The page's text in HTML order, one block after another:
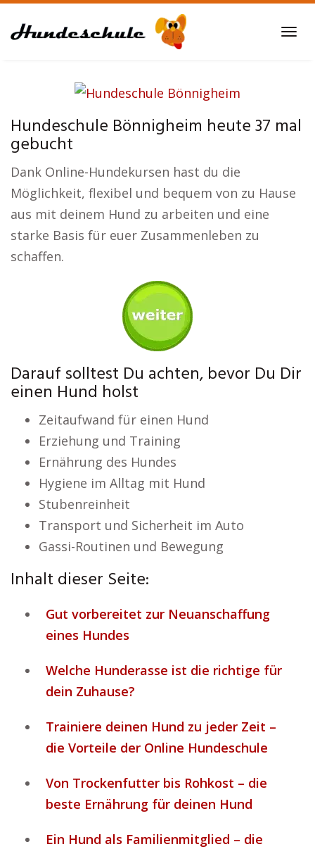
to
Hundeschule Bönnigheim heute 37 mal
gebucht
Dank Online-Hundekursen hast du die
Möglichkeit, flexibel und bequem von zu Hause
aus mit deinem Hund zu arbeiten und eine
starke Basis für euer Zusammenleben zu
schaffen.
Darauf solltest Du achten, bevor Du Dir
einen Hund holst
Zeitaufwand für einen Hund
Erziehung und Training
Ernährung des Hundes
Hygiene im Alltag mit Hund
Stubenreinheit
Transport und Sicherheit im Auto
Gassi-Routinen und Bewegung
Inhalt dieser Seite:
Gut vorbereitet zur Neuanschaffung
eines Hundes
Welche Hunderasse ist die richtige für
dein Zuhause?
Trainiere deinen Hund zu jeder Zeit –
die Vorteile der Online Hundeschule
Von Trockenfutter bis Rohkost – die
beste Ernährung für deinen Hund
Ein Hund als Familienmitglied – die